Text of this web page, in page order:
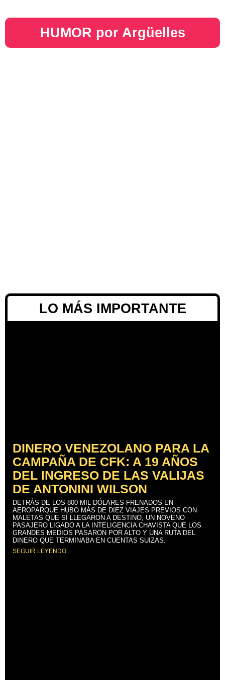
HUMOR por Argüelles​
LO MÁS IMPORTANTE
DINERO VENEZOLANO PARA LA
CAMPAÑA DE CFK: A 19 AÑOS
DEL INGRESO DE LAS VALIJAS
DE ANTONINI WILSON
DETRÁS DE LOS 800 MIL DÓLARES FRENADOS EN
AEROPARQUE HUBO MÁS DE DIEZ VIAJES PREVIOS CON
MALETAS QUE SÍ LLEGARON A DESTINO, UN NOVENO
PASAJERO LIGADO A LA INTELIGENCIA CHAVISTA QUE LOS
GRANDES MEDIOS PASARON POR ALTO Y UNA RUTA DEL
DINERO QUE TERMINABA EN CUENTAS SUIZAS.
SEGUIR LEYENDO